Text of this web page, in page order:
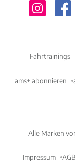
Fahrtrainings
ams+ abonnieren
Alle Marken
Impressum AGB